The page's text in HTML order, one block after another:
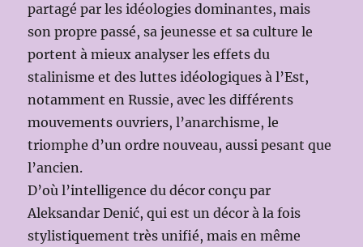
partagé par les idéologies dominantes, mais
son propre passé, sa jeunesse et sa culture le
portent à mieux analyser les effets du
stalinisme et des luttes idéologiques à l’Est,
notamment en Russie, avec les différents
mouvements ouvriers, l’anarchisme, le
triomphe d’un ordre nouveau, aussi pesant que
l’ancien.
D’où l’intelligence du décor conçu par
Aleksandar Denić, qui est un décor à la fois
stylistiquement très unifié, mais en même